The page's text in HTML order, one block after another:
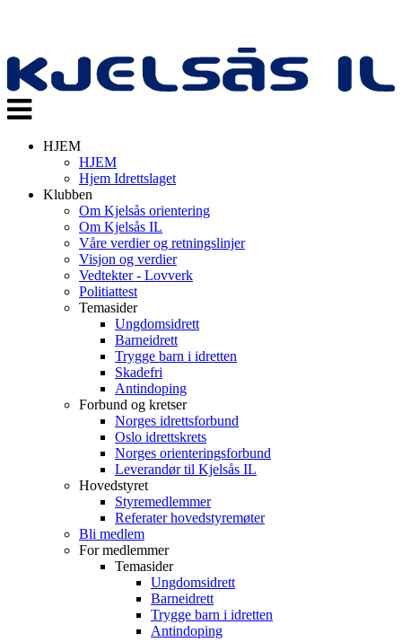
Veksle
navigasjon
HJEM
HJEM
Hjem Idrettslaget
Klubben
Om Kjelsås orientering
Om Kjelsås IL
Våre verdier og retningslinjer
Visjon og verdier
Vedtekter - Lovverk
Politiattest
Temasider
Ungdomsidrett
Barneidrett
Trygge barn i idretten
Skadefri
Antindoping
Forbund og kretser
Norges idrettsforbund
Oslo idrettskrets
Norges orienteringsforbund
Leverandør til Kjelsås IL
Hovedstyret
Styremedlemmer
Referater hovedstyremøter
Bli medlem
For medlemmer
Temasider
Ungdomsidrett
Barneidrett
Trygge barn i idretten
Antindoping